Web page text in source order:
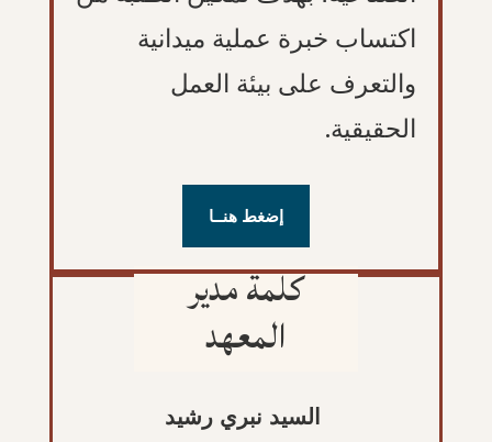
اكتساب خبرة عملية ميدانية
والتعرف على بيئة العمل
الحقيقية.
إضغط هنــا
كلمة مدير
المعهد
السيد نبري رشيد